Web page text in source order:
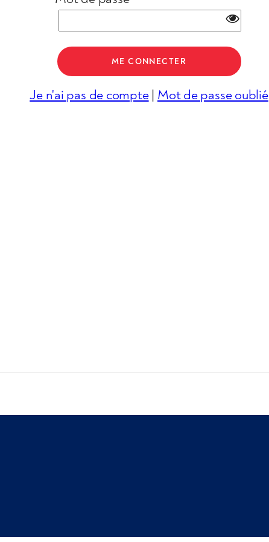
Je n'ai pas de compte| Mot de passe oublié